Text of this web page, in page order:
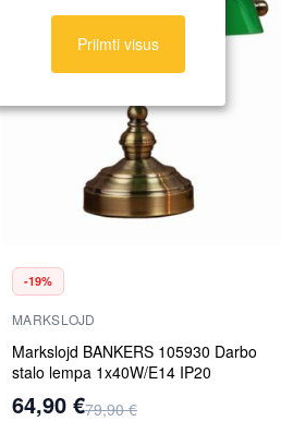
-19%
MARKSLOJD
Markslojd BANKERS 105930 Darbo
stalo lempa 1x40W/E14 IP20
64,90 €79,90 €
Priimti visus